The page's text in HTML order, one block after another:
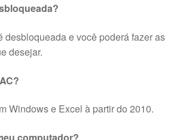
desbloqueada e você poderá fazer as
desejar.
Windows e Excel à partir do 2010.